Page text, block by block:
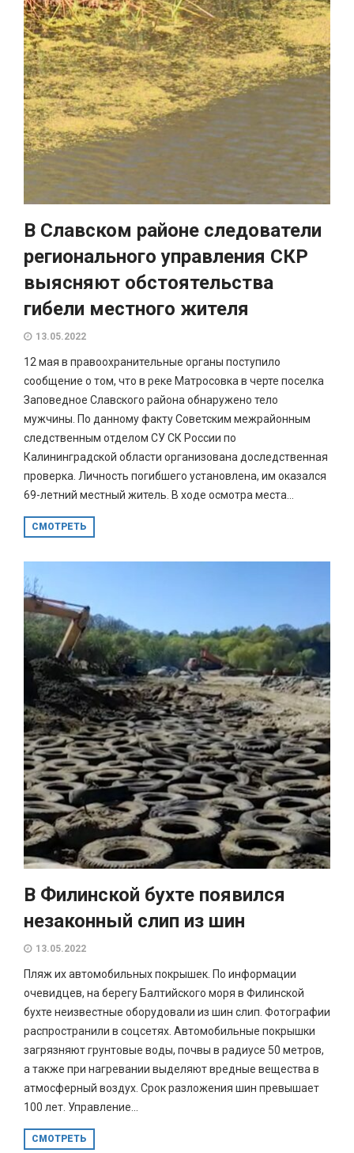
В Славском районе следователи
регионального управления СКР
выясняют обстоятельства
гибели местного жителя
13.05.2022
12 мая в правоохранительные органы поступило
сообщение о том, что в реке Матросовка в черте поселка
Заповедное Славского района обнаружено тело
мужчины. По данному факту Советским межрайонным
следственным отделом СУ СК России по
Калининградской области организована доследственная
проверка. Личность погибшего установлена, им оказался
69-летний местный житель. В ходе осмотра места...
СМОТРЕТЬ
В Филинской бухте появился
незаконный слип из шин
13.05.2022
Пляж их автомобильных покрышек. По информации
очевидцев, на берегу Балтийского моря в Филинской
бухте неизвестные оборудовали из шин слип. Фотографии
распространили в соцсетях. Автомобильные покрышки
загрязняют грунтовые воды, почвы в радиусе 50 метров,
а также при нагревании выделяют вредные вещества в
атмосферный воздух. Срок разложения шин превышает
100 лет. Управление...
СМОТРЕТЬ